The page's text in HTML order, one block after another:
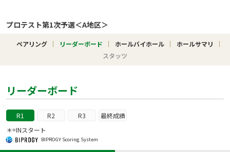
プロテスト第1次予選＜A地区＞
ペアリング リーダーボード ホールバイホール
ホールサマリ
スタッツ
リーダーボード
R1 R2 R3 最終成績
BIPROGY Scoring System
＊=INスタート